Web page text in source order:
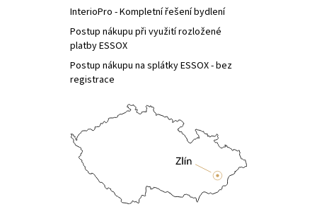
InterioPro - Kompletní řešení bydlení
Postup nákupu při využití rozložené
platby ESSOX
Postup nákupu na splátky ESSOX - bez
registrace